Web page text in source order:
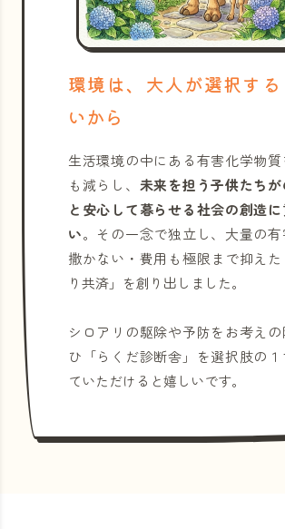
環境は、大人が選択す
いから
生活環境の中にある有害化学物
も減らし、 未来を担う子供たち
と安心して暮らせる社会の創造
い。その一念で独立し、大量の有
撒かない・費用も極限まで抑えた
り共済」を創り出しました。
シロアリの駆除や予防をお考え
ひ「らくだ診断舎」を選択肢の
ていただけると嬉しいです。